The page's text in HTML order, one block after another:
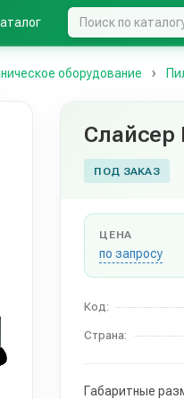
оборудование
Слайсер
ПОД ЗАКАЗ
ЦЕНА
по запросу
Код:
Страна:
Габаритные